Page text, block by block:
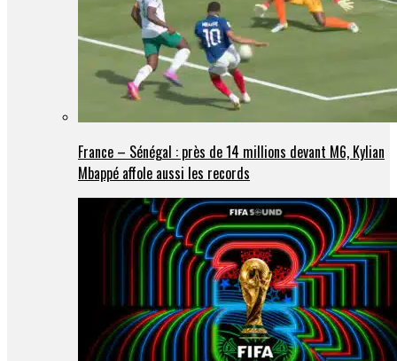
France – Sénégal : près de 14 millions devant M6, Kylian
Mbappé affole aussi les records